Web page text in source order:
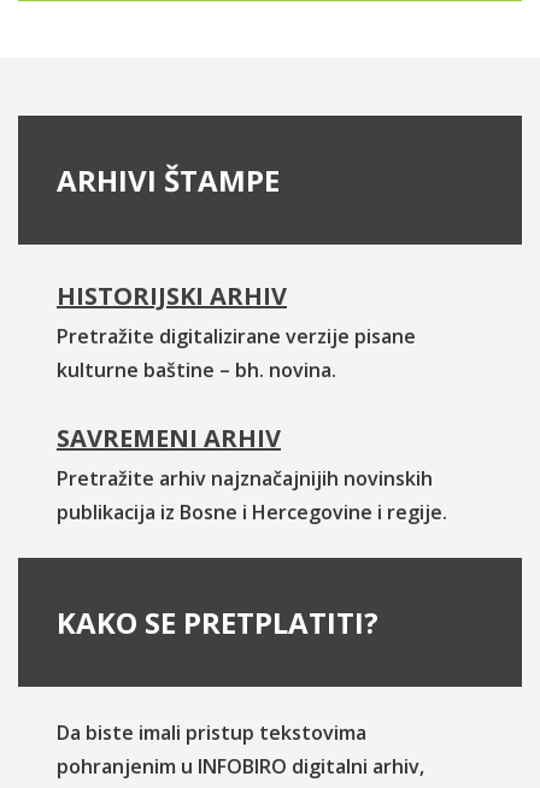
ARHIVI ŠTAMPE
HISTORIJSKI ARHIV
Pretražite digitalizirane verzije pisane
kulturne baštine – bh. novina.
SAVREMENI ARHIV
Pretražite arhiv najznačajnijih novinskih
publikacija iz Bosne i Hercegovine i regije.
KAKO SE PRETPLATITI?
Da biste imali pristup tekstovima
pohranjenim u INFOBIRO digitalni arhiv,